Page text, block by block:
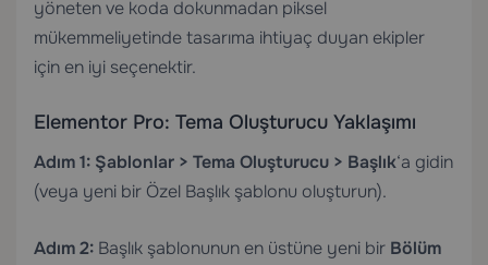
yöneten ve koda dokunmadan piksel
mükemmeliyetinde tasarıma ihtiyaç duyan ekipler
için en iyi seçenektir.
Elementor Pro: Tema Oluşturucu Yaklaşımı
Adım 1: Şablonlar > Tema Oluşturucu > Başlık‘a gidin
(veya yeni bir Özel Başlık şablonu oluşturun).
Adım 2: Başlık şablonunun en üstüne yeni bir Bölüm